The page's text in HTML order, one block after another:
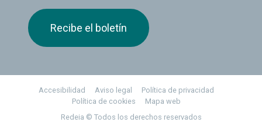
Recibe el boletín
Footer
Accesibilidad Aviso legal
Política de privacidad
Política de cookies
Mapa web
Redeia © Todos los derechos reservados